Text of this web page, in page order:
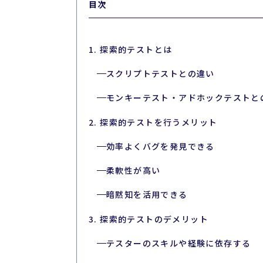
目次
1. 探索的テストとは
スクリプトテストとの違い
モンキーテスト・アドホックテストと
2. 探索的テストを行うメリット
効率よくバグを発見できる
柔軟性が高い
暗黙知を活用できる
3. 探索的テストのデメリット
テスターのスキルや経験に依存する